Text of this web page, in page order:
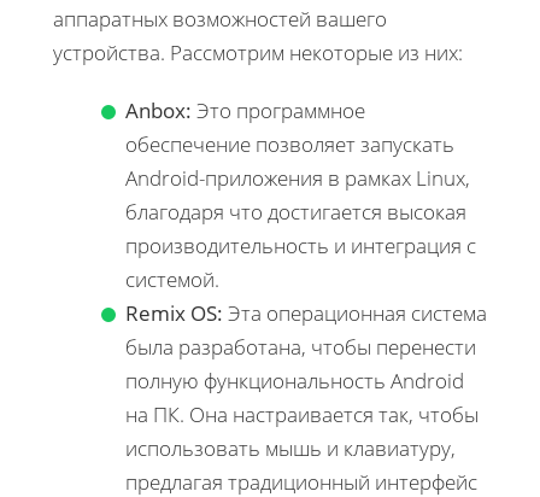
аппаратных возможностей вашего
устройства. Рассмотрим некоторые из них:
Anbox: Это программное
обеспечение позволяет запускать
Android-приложения в рамках Linux,
благодаря что достигается высокая
производительность и интеграция с
системой.
Remix OS: Эта операционная система
была разработана, чтобы перенести
полную функциональность Android
на ПК. Она настраивается так, чтобы
использовать мышь и клавиатуру,
предлагая традиционный интерфейс